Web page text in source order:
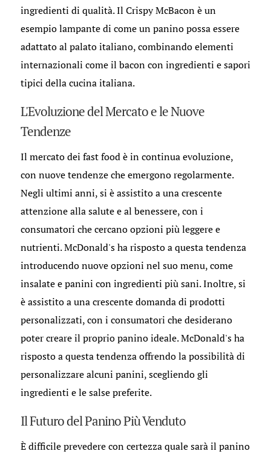
ingredienti di qualità. Il Crispy McBacon è un
esempio lampante di come un panino possa essere
adattato al palato italiano, combinando elementi
internazionali come il bacon con ingredienti e sapori
tipici della cucina italiana.
L'Evoluzione del Mercato e le Nuove
Tendenze
Il mercato dei fast food è in continua evoluzione,
con nuove tendenze che emergono regolarmente.
Negli ultimi anni, si è assistito a una crescente
attenzione alla salute e al benessere, con i
consumatori che cercano opzioni più leggere e
nutrienti. McDonald's ha risposto a questa tendenza
introducendo nuove opzioni nel suo menu, come
insalate e panini con ingredienti più sani. Inoltre, si
è assistito a una crescente domanda di prodotti
personalizzati, con i consumatori che desiderano
poter creare il proprio panino ideale. McDonald's ha
risposto a questa tendenza offrendo la possibilità di
personalizzare alcuni panini, scegliendo gli
ingredienti e le salse preferite.
Il Futuro del Panino Più Venduto
È difficile prevedere con certezza quale sarà il panino